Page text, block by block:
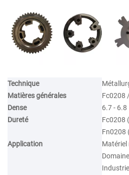
Technique
Matières générales
Fc0208
Dense
6.7 - 6.8
Dureté
Fc0208
Fn0208
Application
Matériel